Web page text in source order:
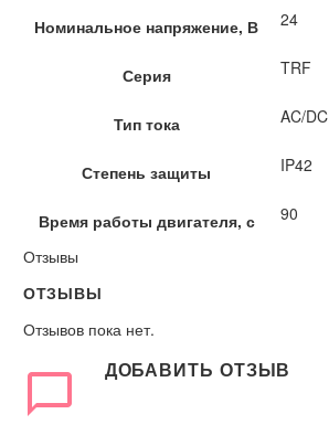
Номинальное напряжение, В 24
Серия TRF
Тип тока AC/DC
Степень защиты IP42
Время работы двигателя, с
90
Отзывы
ОТЗЫВЫ
Отзывов пока нет.
ДОБАВИТЬ ОТЗЫВ